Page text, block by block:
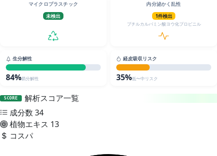
マイクロプラスチック
未検出
内分泌かく乱性
1件検出
ブチルカルバミン酸ヨウ化プロピニル
生分解性
84%易分解性
経皮吸収リスク
35%低〜中リスク
SCORE
解析スコア一覧
成分数 34
植物エキス 13
コスパ